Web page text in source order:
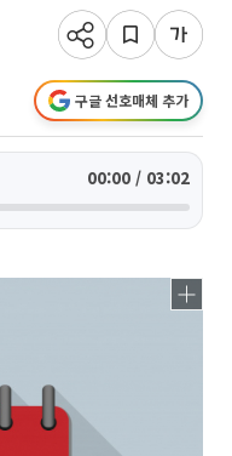
구글 선호매체 추가
00:00 / 03:02